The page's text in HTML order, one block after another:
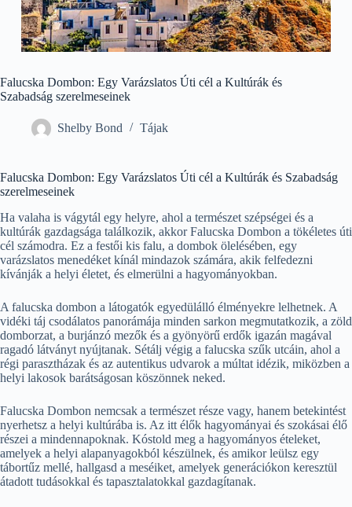
Falucska Dombon: Egy Varázslatos Úti cél a Kultúrák és
Szabadság szerelmeseinek
Shelby Bond Tájak
Falucska Dombon: Egy Varázslatos Úti cél a Kultúrák és Szabadság
szerelmeseinek
Ha valaha is vágytál egy helyre, ahol a természet szépségei és a
kultúrák gazdagsága találkozik, akkor Falucska Dombon a tökéletes úti
cél számodra. Ez a festői kis falu, a dombok ölelésében, egy
varázslatos menedéket kínál mindazok számára, akik felfedezni
kívánják a helyi életet, és elmerülni a hagyományokban.
A falucska dombon a látogatók egyedülálló élményekre lelhetnek. A
vidéki táj csodálatos panorámája minden sarkon megmutatkozik, a zöld
domborzat, a burjánzó mezők és a gyönyörű erdők igazán magával
ragadó látványt nyújtanak. Sétálj végig a falucska szűk utcáin, ahol a
régi parasztházak és az autentikus udvarok a múltat idézik, miközben a
helyi lakosok barátságosan köszönnek neked.
Falucska Dombon nemcsak a természet része vagy, hanem betekintést
nyerhetsz a helyi kultúrába is. Az itt élők hagyományai és szokásai élő
részei a mindennapoknak. Kóstold meg a hagyományos ételeket,
amelyek a helyi alapanyagokból készülnek, és amikor leülsz egy
tábortűz mellé, hallgasd a meséiket, amelyek generációkon keresztül
átadott tudásokkal és tapasztalatokkal gazdagítanak.